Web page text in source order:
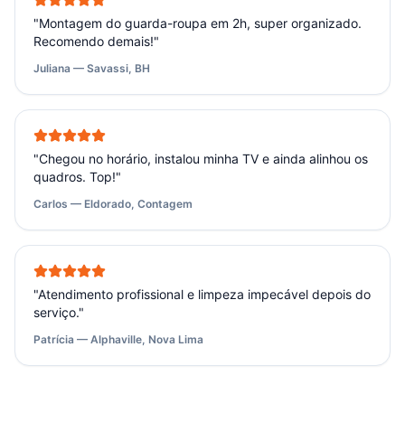
"Montagem do guarda-roupa em 2h, super organizado.
Recomendo demais!"
Juliana — Savassi, BH
"Chegou no horário, instalou minha TV e ainda alinhou os
quadros. Top!"
Carlos — Eldorado, Contagem
"Atendimento profissional e limpeza impecável depois do
serviço."
Patrícia — Alphaville, Nova Lima